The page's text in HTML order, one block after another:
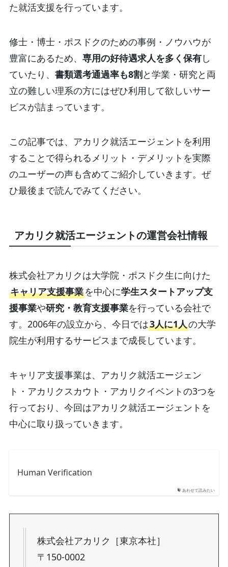
た就活支援を行っています。
修士・博士・ポスドクのための事例・ノウハウが
豊富にあるため、 専用の好待遇求人を多く保有し
ていたり、 書類選考通過率も8割と学業・研究と両
立の難しい理系の方にはぜひ利用して欲しいサー
ビスが詰まっています。
この記事では、アカリク就活エージェントを利用
することで得られるメリット・デメリットを実際
のユーザーの声も含めてご紹介していきます。ぜ
ひ最後まで読んでみてください。
アカリク就活エージェントの運営会社情報
株式会社アカリクは大学院・ポスドク生に向けた
キャリア支援事業を中心に学生スタートアップ支
援事業や研究・教育支援事業を行っている会社で
す。2006年の設立から、今日では3人に1人の大学
院生が利用するサービスまで成長しています。
キャリア支援事業は、アカリク就活エージェン
ト・アカリクスカウト・アカリクイベントの3つを
行っており、今回はアカリク就活エージェントを
中心に取り扱っていきます。
あわせて読みたい
Human Verification
株式会社アカリク［東京本社］
〒150-0002